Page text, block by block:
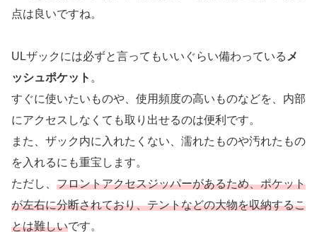
点は良いですね。
ULザックには必ずと言ってもいいぐらい備わっている メ
ッシュポケット 。
すぐに使いたいものや、使用頻度の高いものなどを、内部
にアクセスしなくても取り出せるのは便利です。
また、ザック内に入れたくない、濡れたものや汚れたもの
を入れるにも重宝します。
ただし、 フロントアクセスジッパーがあるため、ポケット
が左右に分断されており、テントなどの大物を収納するこ
とは難しいです。